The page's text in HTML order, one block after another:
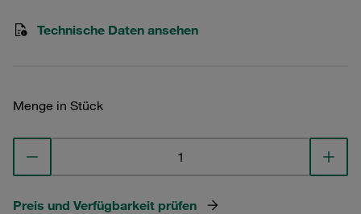
Technische Daten ansehen
Menge in Stück
Preis und Verfügbarkeit prüfen